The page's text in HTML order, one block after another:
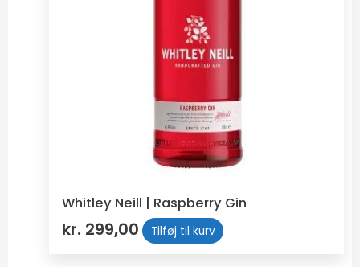
Whitley Neill | Raspberry Gin
kr. 299,00 Tilføj til kurv